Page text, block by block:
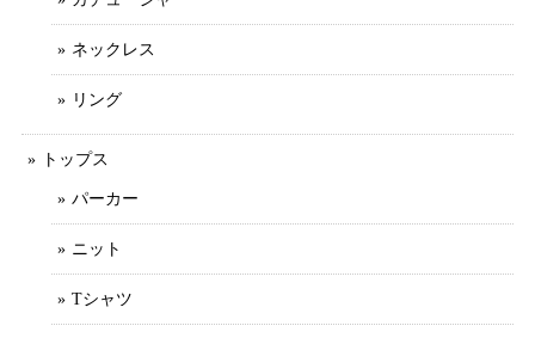
ネックレス
リング
トップス
パーカー
ニット
Tシャツ